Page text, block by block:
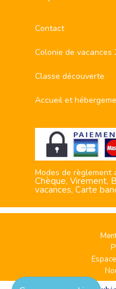
Contact
Colonie de vacances
Classe découverte
Accueil et
Modes de règlement
Chèque, Virement,
vacances, Carte